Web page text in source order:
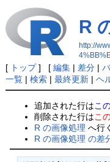
R
http://
[ トップ] [ 編集| 差分|
一覧| 検索| 最終更新| ヘ
追加された行はこ
削除された行はこ
R の画像処理 へ行
R の画像処理 の差